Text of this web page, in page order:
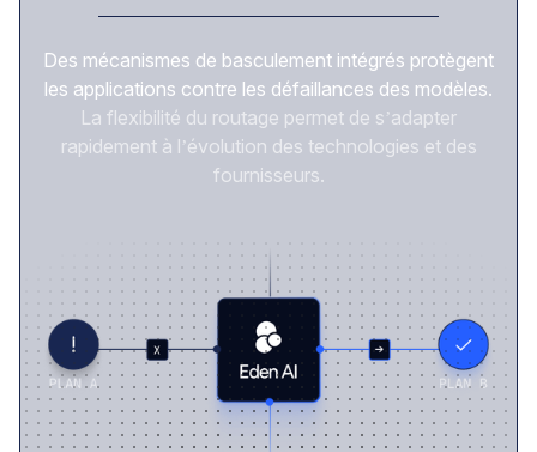
Des mécanismes de basculement intégrés protègent
les applications contre les défaillances des modèles.
La flexibilité du routage permet de s’adapter
rapidement à l’évolution des technologies et des
fournisseurs.